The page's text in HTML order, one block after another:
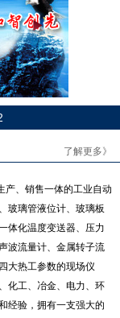
了解更多》
、销售一体的工业自动
玻璃管液位计、玻璃板
体化温度变送器、压力
波流量计、金属转子流
大热工参数的现场仪
化工、冶金、电力、环
经验，拥有一支强大的
、C）玻璃管液
球液位开关